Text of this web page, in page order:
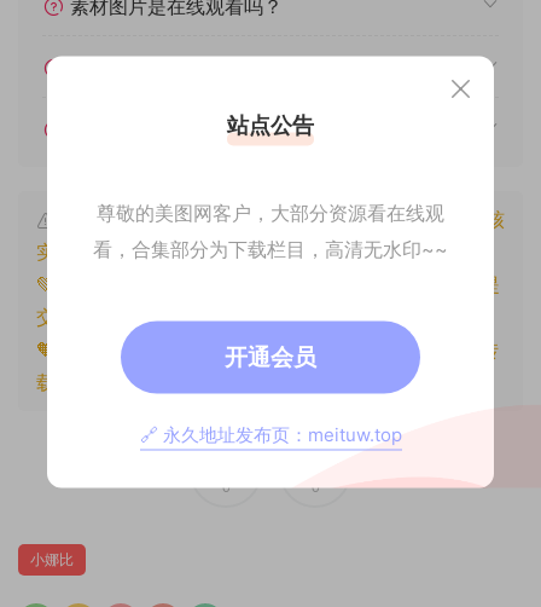
素材图片是在线观看吗？
遇见其他问题怎么办？
本文资源仅供个人参考学习，请勿批量搬运，一经核
实将封禁账号权限！
💚本文资源均来源网友分享，若侵犯了您的权益可以提
交工单处理。
🧡原文链接：
https://www.znjxg.com/1800.html
，转
载请注明出处。
0 0
小娜比
站点公告
尊敬的美图网客户，大部分资源看在线观
看，合集部分为下载栏目，高清无水印~~
开通会员
🔗 永久地址发布页：meituw.top